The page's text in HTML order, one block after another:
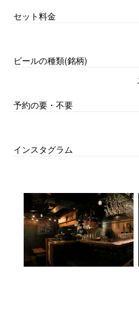
セット料金
ビールの種類(銘柄)
予約の要・不要
インスタグラム